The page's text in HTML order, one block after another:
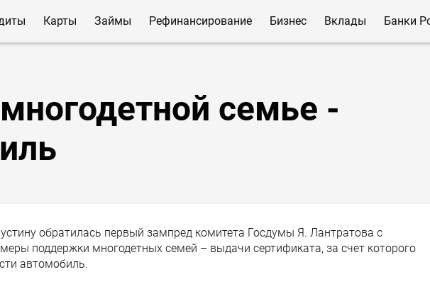
Карты Займы Рефинансирование Бизнес Вклады Банки
семье -
обратилась первый зампред комитета Госдумы Я. Лантратова с
поддержки многодетных семей – выдачи сертификата, за счет которого
автомобиль.